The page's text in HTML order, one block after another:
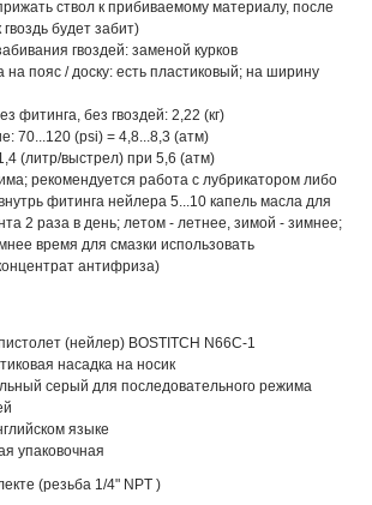
ствол к прибиваемому материалу, после
будет забит)
гвоздей: заменой курков
на пояс / доску: есть пластиковый; на ширину
фитинга, без гвоздей: 2,22 (кг)
70...120 (psi) = 4,8...8,3 (атм)
(литр/выстрел) при 5,6 (атм)
рекомендуется работа с лубрикатором либо
фитинга нейлера 5...10 капель масла для
2 раза в день; летом - летнее, зимой - зимнее;
время для смазки использовать
антифриза)
(нейлер) BOSTITCH N66C-1
насадка на носик
серый для последовательного режима
языке
упаковочная
(резьба 1/4" NPT )